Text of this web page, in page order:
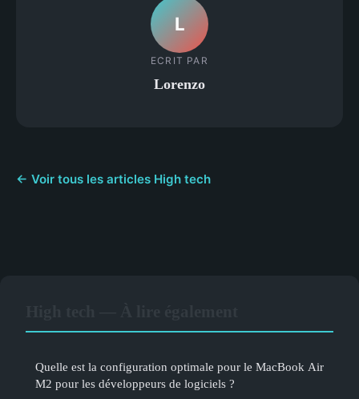
L
ECRIT PAR
Lorenzo
← Voir tous les articles High tech
Quelle est la configuration optimale pour le MacBook Air
M2 pour les développeurs de logiciels ?